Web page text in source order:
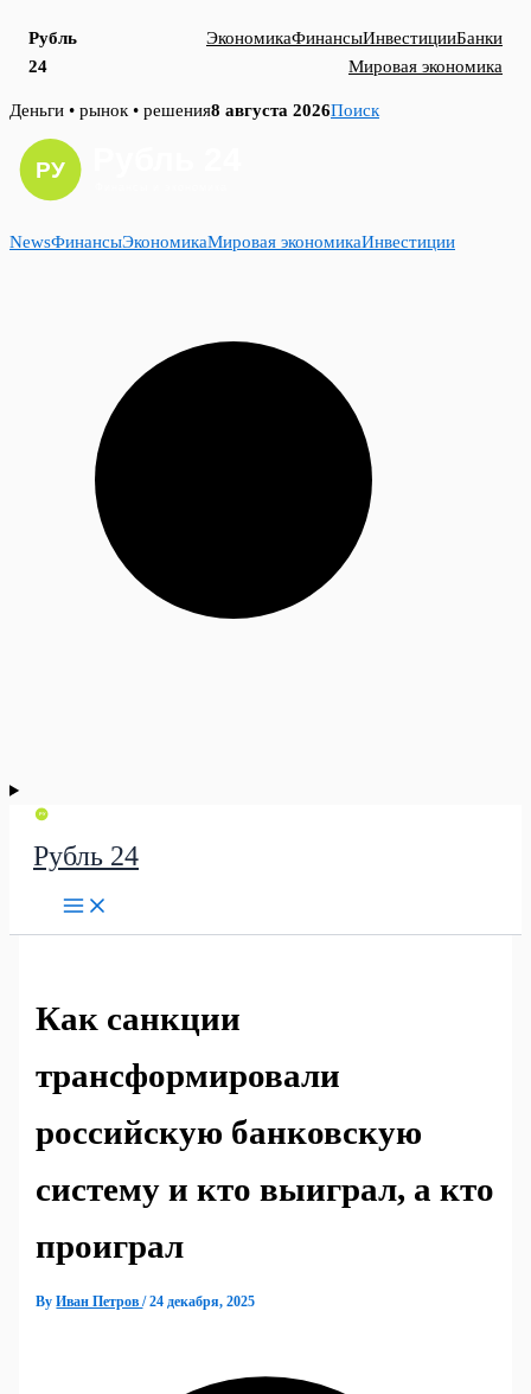
Рубль
24
ЭкономикаФинансыИнвестицииБанки
Мировая экономика
Skip
content
Деньги • рынок • решения8 августа 2026Поиск
NewsФинансыЭкономикаМировая экономикаИнвестиции
Рубль 24
Как санкции
трансформировали
российскую банковскую
систему и кто выиграл, а кто
проиграл
ByИван Петров/24 декабря, 2025